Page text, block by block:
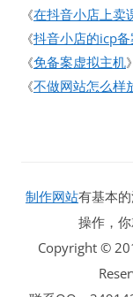
《在抖音小店上卖
《抖音小店的icp
《免备案虚拟主机》
《不做网站怎么样
制作网站有基本
操作，
Copyright ©